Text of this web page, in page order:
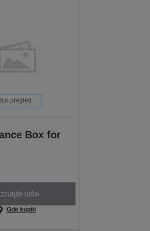
pregled
Box for
više
Gde kupiti